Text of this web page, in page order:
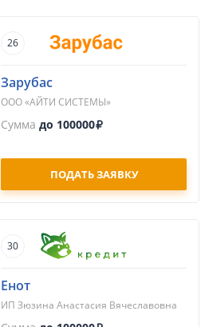
26
Зарубас
ООО «АЙТИ СИСТЕМЫ»
Сумма до 100000
ПОДАТЬ ЗАЯВКУ
30
Енот
ИП Зюзина Анастасия Вячеславовна